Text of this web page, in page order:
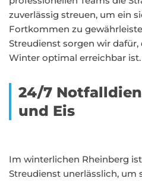
zuverlässig streuen, um ein
Fortkommen zu
Streudienst sorgen wir
Winter optimal erreichbar ist.
24/7
und Eis
Im winterlichen Rheinberg
Streudienst unerlässlich, um